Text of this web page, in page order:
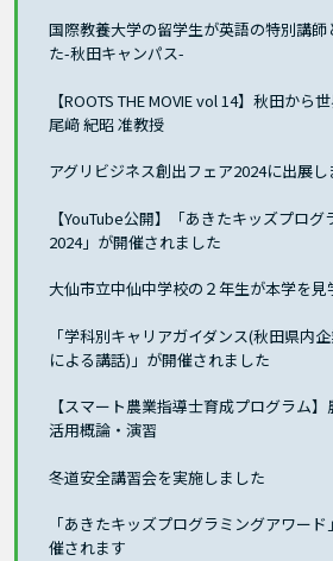
国際教養大学の留学生が英語の特別講師
た-秋田キャンパス-
【ROOTS THE MOVIE vol 14】秋田から
尾﨑 紀昭 准教授
アグリビジネス創出フェア2024に出展し
【YouTube公開】「あきたキッズプロ
2024」が開催されました
大仙市立中仙中学校の２年生が本学を見
「学科別キャリアガイダンス(秋田県内
による講話)」が開催されました
【スマート農業指導士育成プログラム
活用概論・演習
冬道安全講習会を実施しました
「あきたキッズプログラミングアワー
催されます